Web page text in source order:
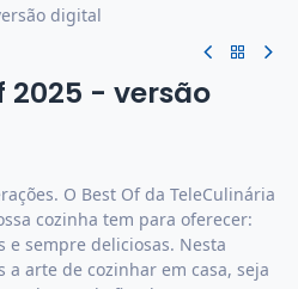
digital
2025 - versão
O Best Of da TeleCulinária
cozinha tem para oferecer:
e sempre deliciosas. Nesta
a arte de cozinhar em casa, seja